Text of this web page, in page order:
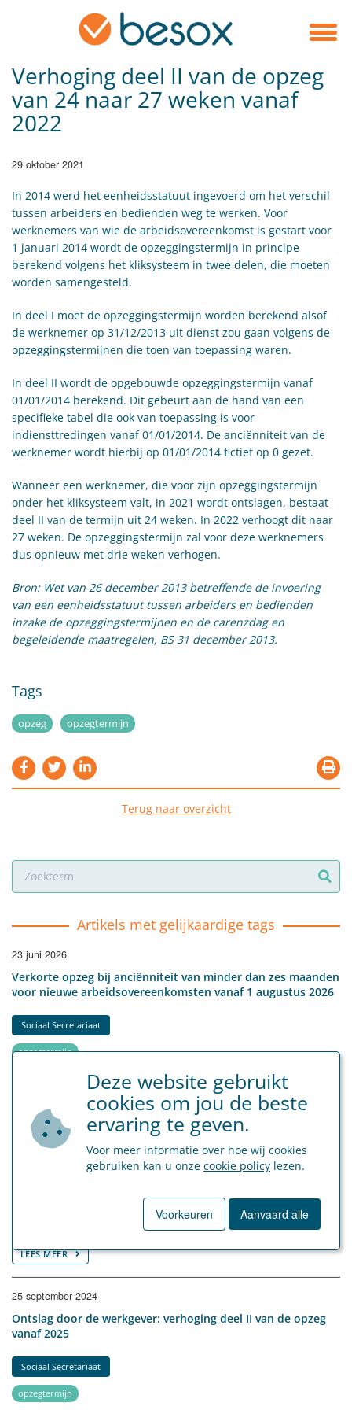
Verhoging deel II van de opzeg
van 24 naar 27 weken vanaf
2022
29 oktober 2021
In 2014 werd het eenheidsstatuut ingevoerd om het verschil
tussen arbeiders en bedienden weg te werken. Voor
werknemers van wie de arbeidsovereenkomst is gestart voor
1 januari 2014 wordt de opzeggingstermijn in principe
berekend volgens het kliksysteem in twee delen, die moeten
worden samengesteld.
In deel I moet de opzeggingstermijn worden berekend alsof
de werknemer op 31/12/2013 uit dienst zou gaan volgens de
opzeggingstermijnen die toen van toepassing waren.
In deel II wordt de opgebouwde opzeggingstermijn vanaf
01/01/2014 berekend. Dit gebeurt aan de hand van een
specifieke tabel die ook van toepassing is voor
indiensttredingen vanaf 01/01/2014. De anciënniteit van de
werknemer wordt hierbij op 01/01/2014 fictief op 0 gezet.
Wanneer een werknemer, die voor zijn opzeggingstermijn
onder het kliksysteem valt, in 2021 wordt ontslagen, bestaat
deel II van de termijn uit 24 weken. In 2022 verhoogt dit naar
27 weken. De opzeggingstermijn zal voor deze werknemers
dus opnieuw met drie weken verhogen.
Bron: Wet van 26 december 2013 betreffende de invoering
van een eenheidsstatuut tussen arbeiders en bedienden
inzake de opzeggingstermijnen en de carenzdag en
begeleidende maatregelen, BS 31 december 2013.
Tags
opzeg opzegtermijn
Terug naar overzicht
Artikels met gelijkaardige tags
23 juni 2026
Verkorte opzeg bij anciënniteit van minder dan zes maanden
voor nieuwe arbeidsovereenkomsten vanaf 1 augustus 2026
Sociaal Secretariaat
opzegtermijn
6 oktober 2025
Ontslag door de werkgever: verhoging deel II van de opzeg
LEES MEER
25 september 2024
Ontslag door de werkgever: verhoging deel II van de opzeg
vanaf 2025
Sociaal Secretariaat
opzegtermijn
Deze website gebruikt
cookies om jou de beste
ervaring te geven.
Voor meer informatie over hoe wij cookies
gebruiken kan u onze cookie policy lezen.
Voorkeuren Aanvaard alle